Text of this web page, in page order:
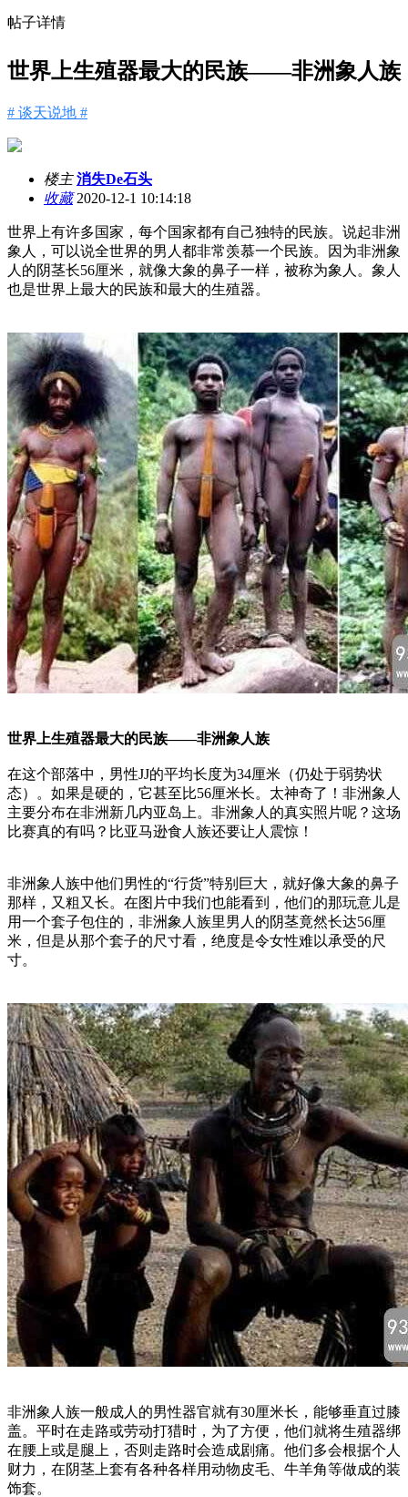
帖子详情
世界上生殖器最大的民族——非洲象人族
# 谈天说地 #
楼主 消失De石头
收藏2020-12-1 10:14:18
世界上有许多国家，每个国家都有自己独特的民族。说起非洲
象人，可以说全世界的男人都非常羡慕一个民族。因为非洲象
人的阴茎长56厘米，就像大象的鼻子一样，被称为象人。象人
也是世界上最大的民族和最大的生殖器。
世界上生殖器最大的民族——非洲象人族
在这个部落中，男性JJ的平均长度为34厘米（仍处于弱势状
态）。如果是硬的，它甚至比56厘米长。太神奇了！非洲象人
主要分布在非洲新几内亚岛上。非洲象人的真实照片呢？这场
比赛真的有吗？比亚马逊食人族还要让人震惊！
非洲象人族中他们男性的“行货”特别巨大，就好像大象的鼻子
那样，又粗又长。在图片中我们也能看到，他们的那玩意儿是
用一个套子包住的，非洲象人族里男人的阴茎竟然长达56厘
米，但是从那个套子的尺寸看，绝度是令女性难以承受的尺
寸。
非洲象人族一般成人的男性器官就有30厘米长，能够垂直过膝
盖。平时在走路或劳动打猎时，为了方便，他们就将生殖器绑
在腰上或是腿上，否则走路时会造成剧痛。他们多会根据个人
财力，在阴茎上套有各种各样用动物皮毛、牛羊角等做成的装
饰套。